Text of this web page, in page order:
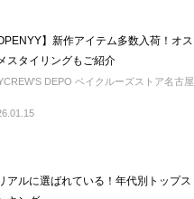
OPENYY】新作アイテム多数入荷！オス
スタイリングもご紹介
DEPO ベイクルーズストア名古屋
アルに選ばれている！年代別トップス